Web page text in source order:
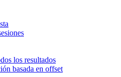
los resultados
basada en offset